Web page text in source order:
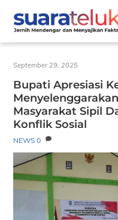
content
September 29, 2025
Bupati Apresiasi
Masyarakat Sipil
Konflik Sosial
NEWS 0